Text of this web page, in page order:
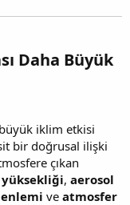
Daha Büyük
iklim etkisi
bir doğrusal ilişki
çıkan
, aerosol
ve atmosfer